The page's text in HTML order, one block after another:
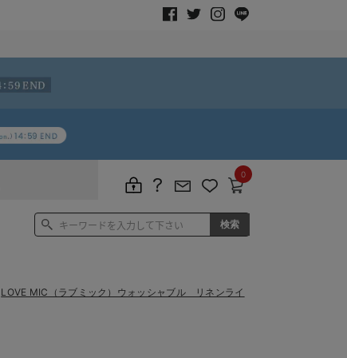
0
LOVE MIC（ラブミック）ウォッシャブル リネンライ